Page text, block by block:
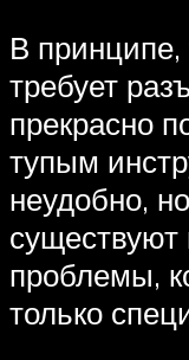
В принципе,
требует
прекрасно
тупым
неудобно,
существуют
проблемы,
только